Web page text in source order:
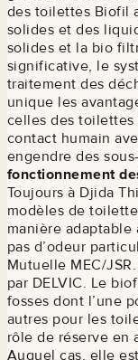
des toilettes Biofil
solides et des
solides et la bio
significative, le
traitement des
unique les
celles des toilettes
contact humain
engendre des
fonctionnement
Toujours à Djida
modèles de
manière
pas d’odeur
Mutuelle MEC/
par DELVIC. Le
fosses dont l’une
autres pour les
rôle de réserve en
Auquel cas, elle